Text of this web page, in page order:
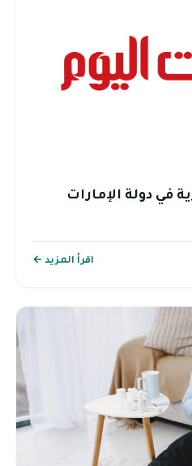
في دولة الإمارات
اقرأ المزيد ←